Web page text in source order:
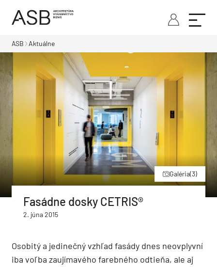
ASB Aktuálne
Galéria(3)
Fasádne dosky CETRIS®
2. júna 2015
Osobitý a jedinečný vzhľad fasády dnes neovplyvní
iba voľba zaujímavého farebného odtieňa, ale aj